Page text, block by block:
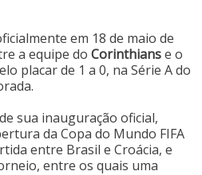
em 18 de maio de
a equipe doCorinthianse o
placar de 1 a 0, na Série A do
sua inauguração oficial,
da Copa do Mundo FIFA
entre Brasil e Croácia, e
entre os quais uma